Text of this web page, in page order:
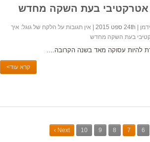
אטרקטיבי בעת השקה מחדש
אין תגובות על הלקח של גוגל: איך
בעת השקה מחדש
להיות עסוקה מאד בשנה הקרובה....
קרא עוד>
6
7
8
9
10
Next
›